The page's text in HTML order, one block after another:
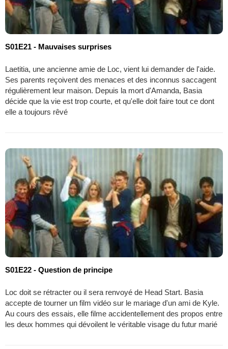
S01E21 - Mauvaises surprises
Laetitia, une ancienne amie de Loc, vient lui demander de l'aide.
Ses parents reçoivent des menaces et des inconnus saccagent
régulièrement leur maison. Depuis la mort d'Amanda, Basia
décide que la vie est trop courte, et qu'elle doit faire tout ce dont
elle a toujours rêvé
S01E22 - Question de principe
Loc doit se rétracter ou il sera renvoyé de Head Start. Basia
accepte de tourner un film vidéo sur le mariage d'un ami de Kyle.
Au cours des essais, elle filme accidentellement des propos entre
les deux hommes qui dévoilent le véritable visage du futur marié